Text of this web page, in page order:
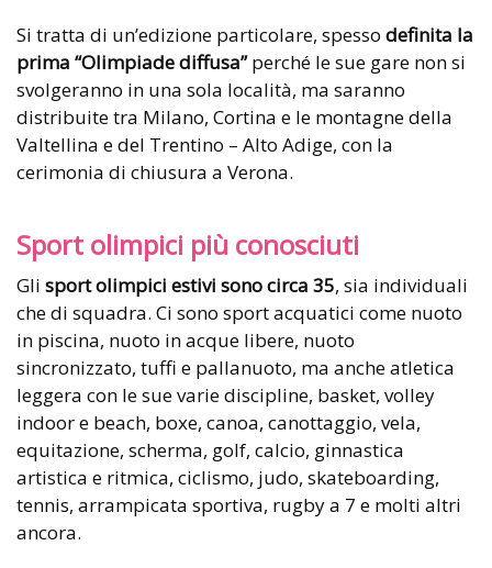
Si tratta di un’edizione particolare, spesso definita la
prima “Olimpiade diffusa”perché le sue gare non si
svolgeranno in una sola località, ma saranno
distribuite tra Milano, Cortina e le montagne della
Valtellina e del Trentino – Alto Adige, con la
cerimonia di chiusura a Verona.
Sport olimpici più conosciuti
Gli sport olimpici estivi sono circa 35, sia individuali
che di squadra. Ci sono sport acquatici come nuoto
in piscina, nuoto in acque libere, nuoto
sincronizzato, tuffi e pallanuoto, ma anche atletica
leggera con le sue varie discipline, basket, volley
indoor e beach, boxe, canoa, canottaggio, vela,
equitazione, scherma, golf, calcio, ginnastica
artistica e ritmica, ciclismo, judo, skateboarding,
tennis, arrampicata sportiva, rugby a 7 e molti altri
ancora.